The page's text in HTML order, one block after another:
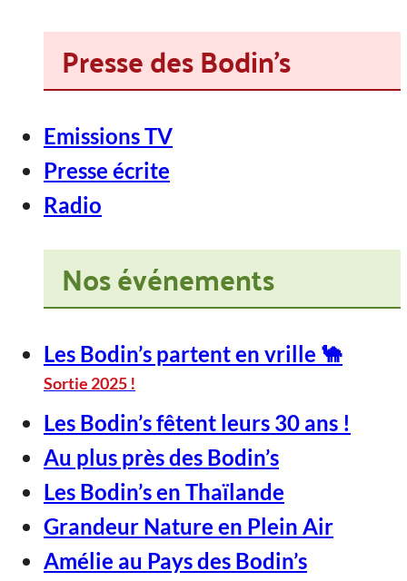
Presse des Bodin's
Emissions TV
Presse écrite
Radio
Nos événements
Les Bodin’s partent en vrille 🐪
Sortie 2025 !
Les Bodin’s fêtent leurs 30 ans !
Au plus près des Bodin’s
Les Bodin’s en Thaïlande
Grandeur Nature en Plein Air
Amélie au Pays des Bodin’s